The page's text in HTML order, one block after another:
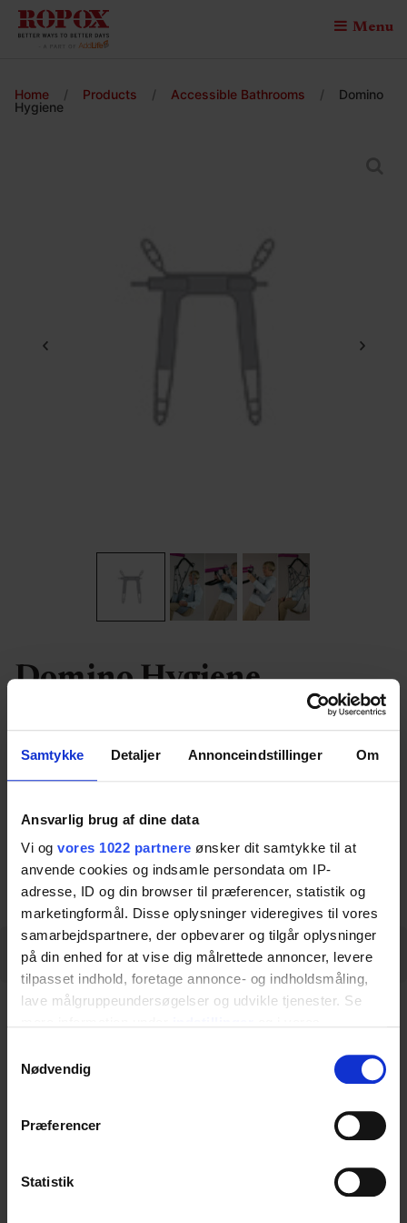
Samtykke Detaljer Annonceindstillinger Om
Ansvarlig brug af dine data
Vi og vores 1022 partnere ønsker dit samtykke til at
anvende cookies og indsamle persondata om IP-
adresse, ID og din browser til præferencer, statistik og
marketingformål. Disse oplysninger videregives til vores
samarbejdspartnere, der opbevarer og tilgår oplysninger
på din enhed for at vise dig målrettede annoncer, levere
tilpasset indhold, foretage annonce- og indholdsmåling,
lave målgruppeundersøgelser og udvikle tjenester. Se
tilbage eller ændre indstillinger fra vores
"Cookiedeklaration", eller ved at trykke på "Privacy
Indsamle præcise oplysninger om din placering,
Nødvendig
Præferencer
Statistik
Menu
Home / Products / Accessible Bathrooms /
Domino
Hygiene
Domino Hygiene
Slings for bath and toilet. Str. L. Max waist 125
cm
Item no.:25-48023
Download datasheet
Description Specifications
Description
Ropox slings are comfortable and flexible for
The slings are designed to divide weight and